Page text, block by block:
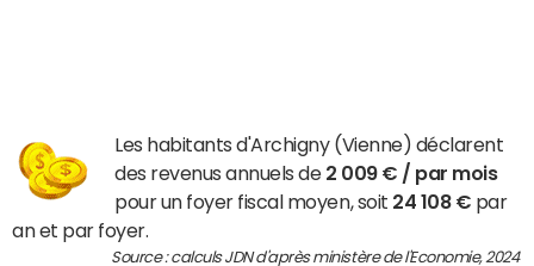
Les habitants d'Archigny (Vienne) déclarent
des revenus annuels de 2 009 € / par mois
pour un foyer fiscal moyen, soit 24 108 € par
an et par foyer.
Source : calculs JDN d'après ministère de l'Economie, 2024